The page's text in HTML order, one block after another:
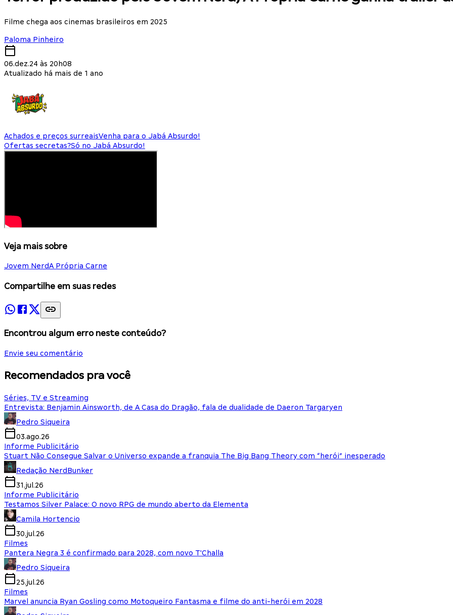
Filme chega aos cinemas brasileiros em 2025
Paloma Pinheiro
06.dez.24 às 20h08
Atualizado há mais de 1 ano
Achados e preços surreaisVenha para o Jabá Absurdo!
Ofertas secretas?Só no Jabá Absurdo!
Veja mais sobre
Jovem NerdA Própria Carne
Compartilhe em suas redes
Encontrou algum erro neste conteúdo?
Envie seu comentário
Recomendados pra você
Séries, TV e Streaming
Entrevista: Benjamin Ainsworth, de A Casa do Dragão, fala de dualidade de Daeron Targaryen
Pedro Siqueira
03.ago.26
Informe Publicitário
Stuart Não Consegue Salvar o Universo expande a franquia The Big Bang Theory com “herói” inesperado
Redação NerdBunker
31.jul.26
Informe Publicitário
Testamos Silver Palace: O novo RPG de mundo aberto da Elementa
Camila Hortencio
30.jul.26
Filmes
Pantera Negra 3 é confirmado para 2028, com novo T'Challa
Pedro Siqueira
25.jul.26
Filmes
Marvel anuncia Ryan Gosling como Motoqueiro Fantasma e filme do anti-herói em 2028